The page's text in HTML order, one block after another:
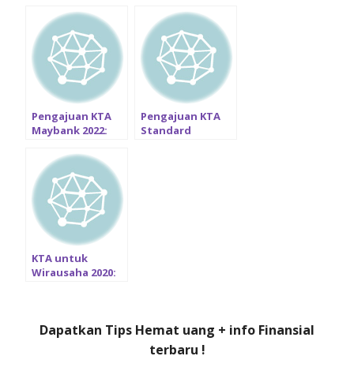
Pengajuan KTA
Maybank 2022:
Syarat / Apply
online
Pengajuan KTA
Standard
KTA untuk
Wirausaha 2020: